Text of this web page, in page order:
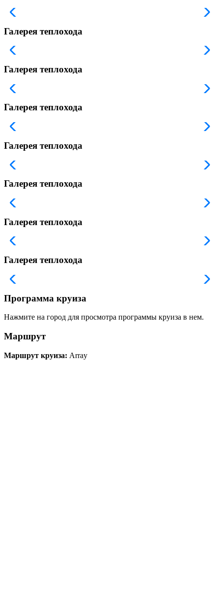
Галерея теплохода
Галерея теплохода
Галерея теплохода
Галерея теплохода
Галерея теплохода
Галерея теплохода
Галерея теплохода
Программа круиза
Нажмите на город для просмотра программы круиза в нем.
Маршрут
Маршрут круиза: Array